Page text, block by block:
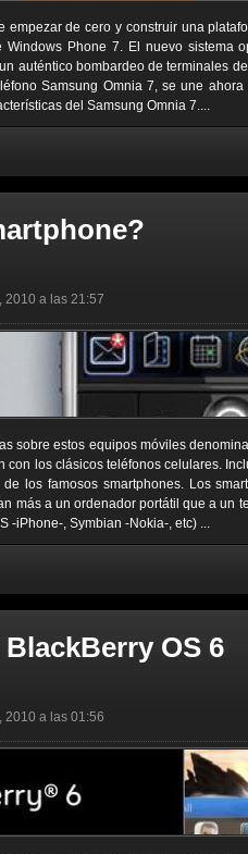
empezar de cero y construir una
Phone 7. El nuevo sistema
auténtico bombardeo de terminales
Samsung Omnia 7, se une
del Samsung Omnia 7....
2010 a las 21:57
sobre estos equipos móviles
los clásicos teléfonos celulares.
los famosos smartphones. Los
más a un ordenador portátil que a un
-iPhone-, Symbian -Nokia-, etc) ...
OS 6
2010 a las 01:56